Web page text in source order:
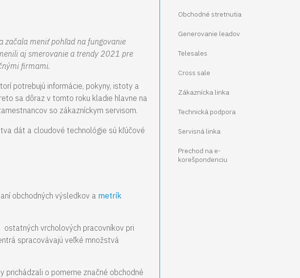
začala meniť pohľad na fungovanie
aj smerovanie a trendy 2021 pre
firmami.
potrebujú informácie, pokyny, istoty a
sa dôraz v tomto roku kladie hlavne na
so zákazníckym servisom.
dát a cloudové technológie sú kľúčové
obchodných výsledkov a metrík
vrcholových pracovníkov pri
spracovávajú veľké množstvá
o pomerne značné obchodné
Obchodné stretnutia
Generovanie leadov
Telesales
Cross sale
Zákaznícka linka
Technická podpora
Servisná linka
Prechod na e-
korešpondenciu